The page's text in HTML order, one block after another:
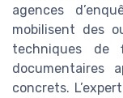
agences
mobilisent des
techniques de
documentaires
concrets.